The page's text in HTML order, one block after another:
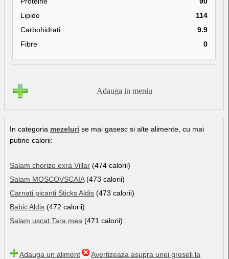
Lipide
114
Carbohidrati
9.9
Fibre
0
Adauga in meniu
In categoria mezeluri se mai gasesc si alte alimente, cu mai
putine calorii:
Salam chorizo exra Villar (474 calorii)
Salam MOSCOVSCAIA(473 calorii)
Carnati picanti Sticks Aldis (473 calorii)
Babic Aldis (472 calorii)
Salam uscat Tara mea (471 calorii)
Adauga un aliment
Avertizeaza asupra unei greseli la